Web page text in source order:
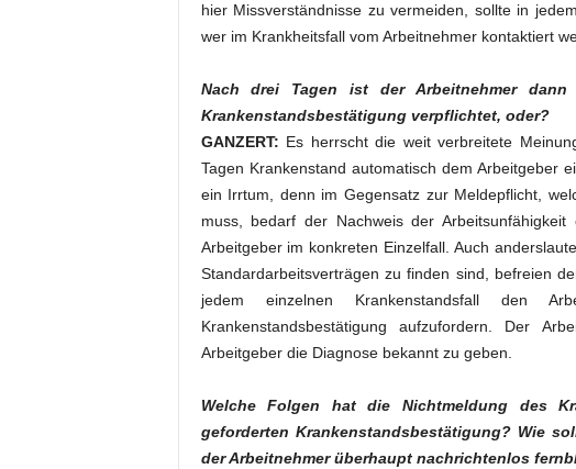
hier Missverständnisse zu vermeiden, sollte in
wer im Krankheitsfall vom Arbeitnehmer kontaktiert
Nach drei Tagen ist der Arbeitnehmer
Krankenstandsbestätigung verpflichtet, oder?
GANZERT: Es herrscht die weit verbreitete
Tagen Krankenstand automatisch dem Arbeitgeber
ein Irrtum, denn im Gegensatz zur Meldepflicht,
muss, bedarf der Nachweis der
Arbeitgeber im konkreten Einzelfall. Auch
Standardarbeitsverträgen zu finden sind, befreien
jedem einzelnen Krankenstandsfall den
Krankenstandsbestätigung aufzufordern. Der
Arbeitgeber die Diagnose bekannt zu geben.
Welche Folgen hat die Nichtmeldung des
geforderten Krankenstandsbestätigung? Wie
der Arbeitnehmer überhaupt nachrichtenlos